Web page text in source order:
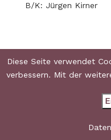
B/K: Jürgen Kirner
Le nozze di Figaro
Theater Heidelberg
CH: Francisco Sanchez
Diese Seite verwendet
verbessern. Mit der